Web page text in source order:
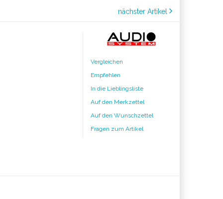
nächster Artikel
Vergleichen
Empfehlen
In die Lieblingsliste
Auf den Merkzettel
Auf den Wunschzettel
Fragen zum Artikel